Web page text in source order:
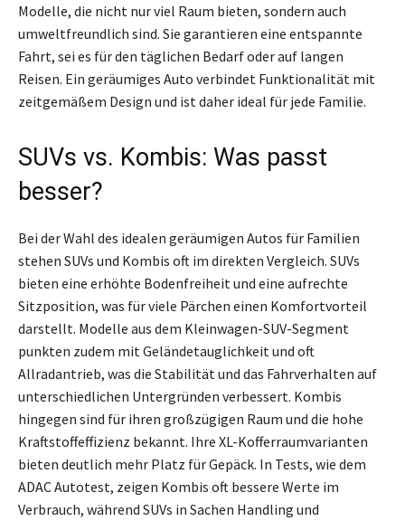
Modelle, die nicht nur viel Raum bieten, sondern auch
umweltfreundlich sind. Sie garantieren eine entspannte
Fahrt, sei es für den täglichen Bedarf oder auf langen
Reisen. Ein geräumiges Auto verbindet Funktionalität mit
zeitgemäßem Design und ist daher ideal für jede Familie.
SUVs vs. Kombis: Was passt
besser?
Bei der Wahl des idealen geräumigen Autos für Familien
stehen SUVs und Kombis oft im direkten Vergleich. SUVs
bieten eine erhöhte Bodenfreiheit und eine aufrechte
Sitzposition, was für viele Pärchen einen Komfortvorteil
darstellt. Modelle aus dem Kleinwagen-SUV-Segment
punkten zudem mit Geländetauglichkeit und oft
Allradantrieb, was die Stabilität und das Fahrverhalten auf
unterschiedlichen Untergründen verbessert. Kombis
hingegen sind für ihren großzügigen Raum und die hohe
Kraftstoffeffizienz bekannt. Ihre XL-Kofferraumvarianten
bieten deutlich mehr Platz für Gepäck. In Tests, wie dem
ADAC Autotest, zeigen Kombis oft bessere Werte im
Verbrauch, während SUVs in Sachen Handling und